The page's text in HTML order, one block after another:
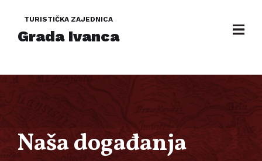
TURISTIČKA ZAJEDNICA
Grada Ivanca
Naša događanja